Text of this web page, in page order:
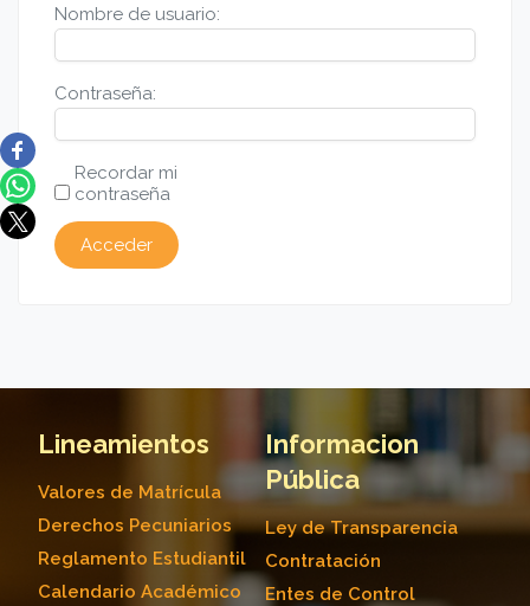
Nombre de usuario:
Contraseña:
Recordar mi
contraseña
Acceder
Lineamientos
Valores de Matrícula
Derechos Pecuniarios
Reglamento Estudiantil
Calendario Académico
Informacion
Pública
Ley de Transparencia
Contratación
Entes de Control